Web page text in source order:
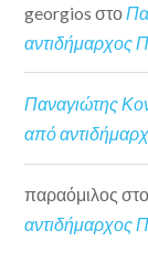
georgios στο
αντιδήμαρχος
Παναγιώτης
από
παραόμιλος
αντιδήμαρχος